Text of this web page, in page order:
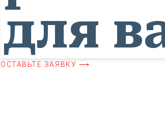
для
ОСТАВЬТЕ ЗАЯВКУ ⟶